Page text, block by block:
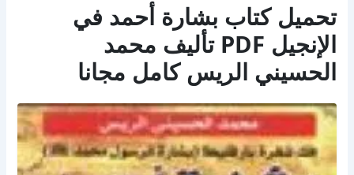
تحميل كتاب بشارة أحمد في
الإنجيل PDF تأليف محمد
الحسيني الريس كامل مجانا